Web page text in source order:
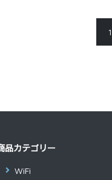
1
品カテゴリー
WiFi